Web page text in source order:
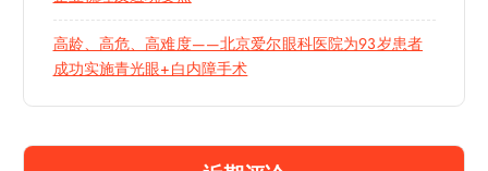
高龄、高危、高难度——北京爱尔眼科医院为93岁患者
成功实施青光眼+白内障手术